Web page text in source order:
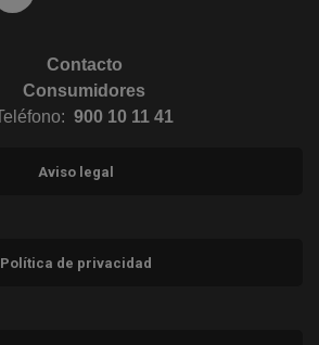
Contacto
Consumidores
Teléfono: 900 10 11 41
Aviso legal
Política de privacidad